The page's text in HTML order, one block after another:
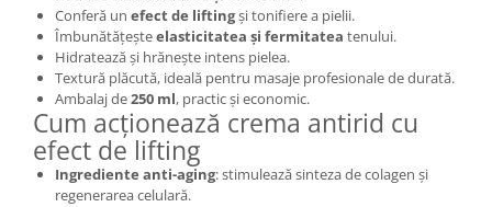
Conferă un efect de liftingși tonifiere a pielii.
Îmbunătățeșteelasticitatea și fermitatea tenului.
Hidratează și hrănește intens pielea.
Textură plăcută, ideală pentru masaje profesionale de durată.
Ambalaj de250 ml, practic și economic.
Cum acționează crema antirid cu
efect de lifting
Ingrediente anti-aging: stimulează sinteza de colagen și
regenerarea celulară.